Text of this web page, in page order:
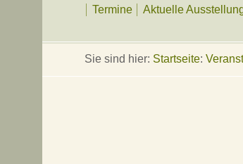
Termine Aktuelle
Sie sind hier: Startseite: